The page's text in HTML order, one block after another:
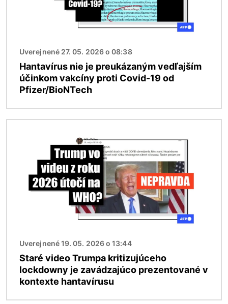
Uverejnené 27. 05. 2026 o 08:38
Hantavírus nie je preukázaným vedľajším
účinkom vakcíny proti Covid-19 od
Pfizer/BioNTech
Uverejnené 19. 05. 2026 o 13:44
Staré video Trumpa kritizujúceho
lockdowny je zavádzajúco prezentované v
kontexte hantavírusu